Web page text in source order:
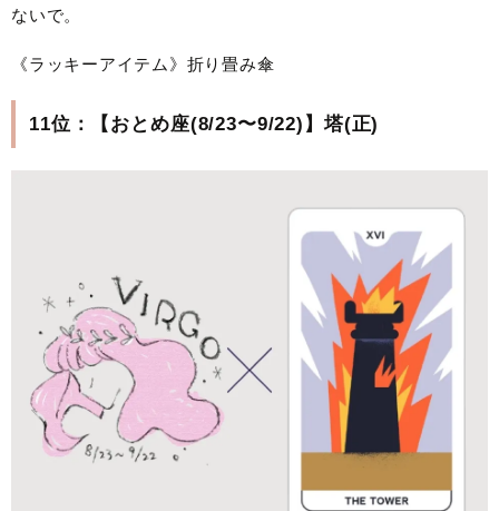
ないで。
《ラッキーアイテム》折り畳み傘
11位：【おとめ座(8/23〜9/22)】塔(正)